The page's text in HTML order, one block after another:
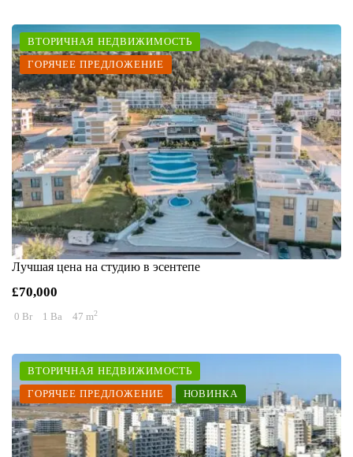
ВТОРИЧНАЯ НЕДВИЖИМОСТЬ
ГОРЯЧЕЕ ПРЕДЛОЖЕНИЕ
Лучшая цена на студию в эсентепе
£70,000
0 Br 1 Ba 47 m2
ВТОРИЧНАЯ НЕДВИЖИМОСТЬ
ГОРЯЧЕЕ ПРЕДЛОЖЕНИЕ
НОВИНКА